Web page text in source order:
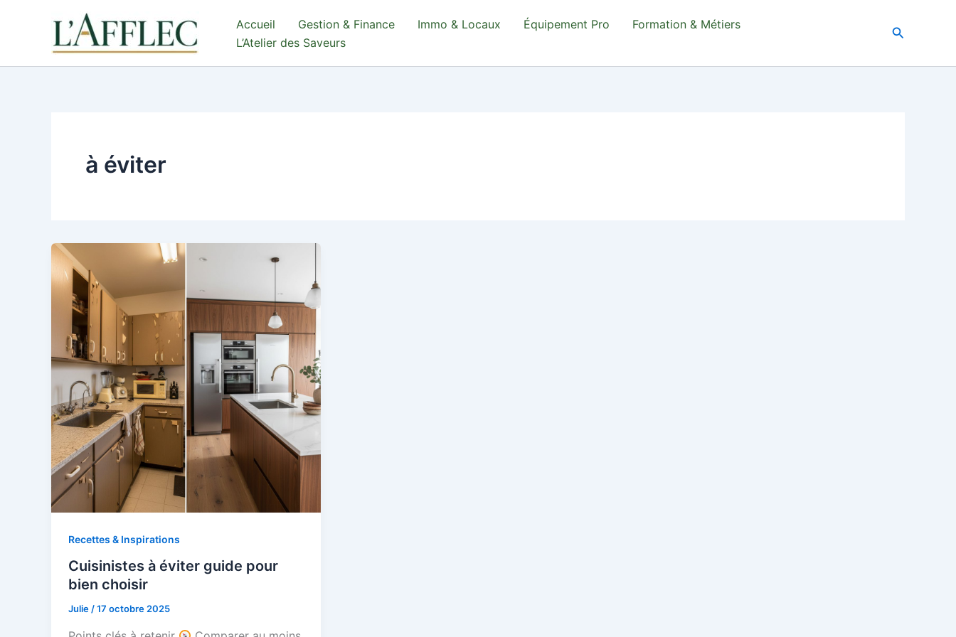
Accueil Gestion & Finance Immo & Locaux Équipement Pro
Formation & Métiers
L’Atelier des Saveurs
à éviter
Recettes & Inspirations
Cuisinistes à éviter guide pour
bien choisir
Julie/17 octobre 2025